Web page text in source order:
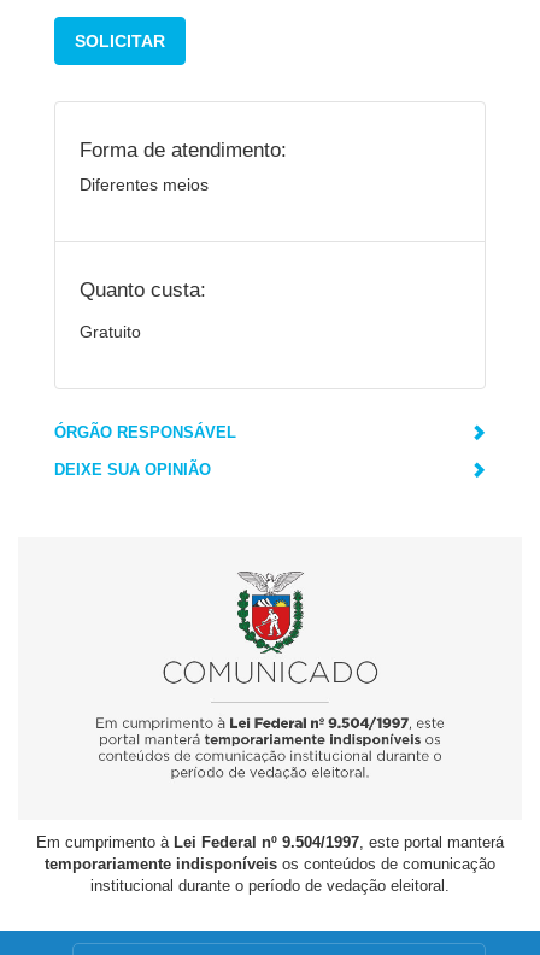
SOLICITAR
Forma de atendimento:
Diferentes meios
Quanto custa:
Gratuito
ÓRGÃO RESPONSÁVEL
DEIXE SUA OPINIÃO
Em cumprimento à Lei Federal nº 9.504/1997, este portal manterá
temporariamente indisponíveis os conteúdos de comunicação
institucional durante o período de vedação eleitoral.